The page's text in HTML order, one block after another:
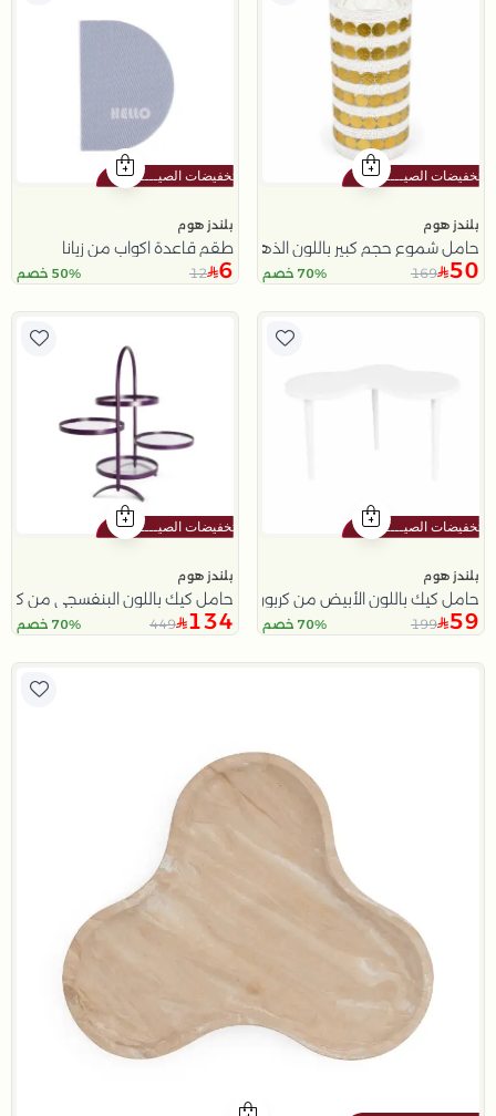
بلندز هوم
حامل شموع حجم كبير باللون الذهبي و الأبيض من زري
50
169 70% خصم
بلندز هوم
طقم قاعدة اكواب من زيانا
6
12 50% خصم
بلندز هوم
حامل كيك باللون الأبيض من كربون
59
199 70% خصم
بلندز هوم
حامل كيك باللون البنفسجي من
134
449 70% خصم